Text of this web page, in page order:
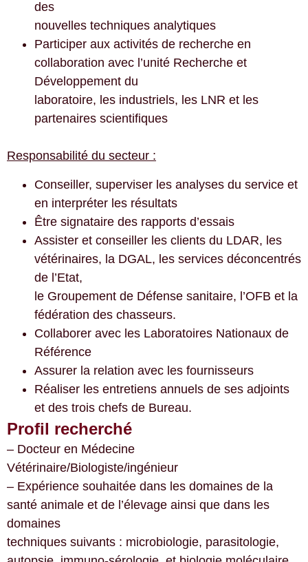
des
nouvelles techniques analytiques
Participer aux activités de recherche en
collaboration avec l’unité Recherche et
Développement du
laboratoire, les industriels, les LNR et les
partenaires scientifiques
Responsabilité du secteur :
Conseiller, superviser les analyses du service et
en interpréter les résultats
Être signataire des rapports d’essais
Assister et conseiller les clients du LDAR, les
vétérinaires, la DGAL, les services déconcentrés
de l’Etat,
le Groupement de Défense sanitaire, l’OFB et la
fédération des chasseurs.
Collaborer avec les Laboratoires Nationaux de
Référence
Assurer la relation avec les fournisseurs
Réaliser les entretiens annuels de ses adjoints
et des trois chefs de Bureau.
Profil recherché
– Docteur en Médecine
Vétérinaire/Biologiste/ingénieur
– Expérience souhaitée dans les domaines de la
santé animale et de l’élevage ainsi que dans les
domaines
techniques suivants : microbiologie, parasitologie,